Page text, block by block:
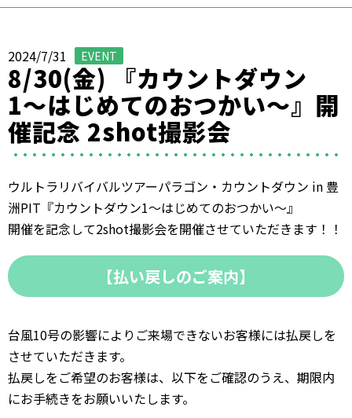
2024/7/31 EVENT
8/30(金) 『カウントダウン
1〜はじめてのおつかい〜』開
催記念 2shot撮影会
ウルトラリバイバルツアーパラゴン・カウントダウン in 豊
洲PIT『カウントダウン1〜はじめてのおつかい〜』
開催を記念して2shot撮影会を開催させていただきます！！
【払い戻しのご案内】
台風10号の影響によりご来場できないお客様には払戻しを
させていただきます。
払戻しをご希望のお客様は、以下をご確認のうえ、期限内
にお手続きをお願いいたします。